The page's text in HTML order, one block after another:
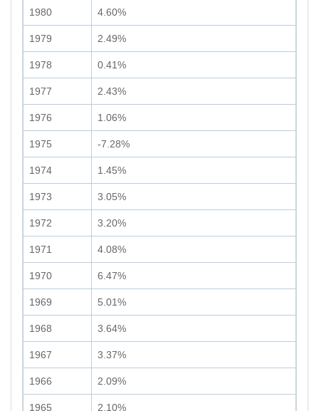
1980 4.60%
1979 2.49%
1978 0.41%
1977 2.43%
1976 1.06%
1975 -7.28%
1974 1.45%
1973 3.05%
1972 3.20%
1971 4.08%
1970 6.47%
1969 5.01%
1968 3.64%
1967 3.37%
1966 2.09%
1965 2.10%